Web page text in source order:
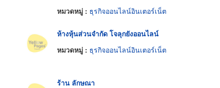
หมวดหมู่ : ธุรกิจออนไลน์อินเตอร์เน็ต
ห้างหุ้นส่วนจำกัด โจลุกยังออนไลน์
หมวดหมู่ : ธุรกิจออนไลน์อินเตอร์เน็ต
ร้าน ลักษณา